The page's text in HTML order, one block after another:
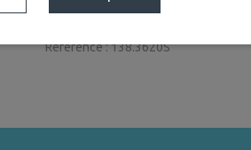
Afficheur de station avec
Référence : 138.3620S